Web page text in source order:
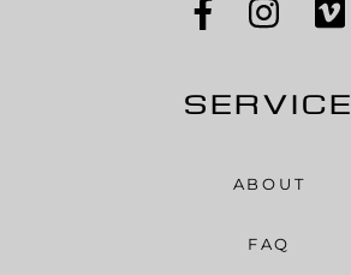
SERVICE
ABOUT
FAQ